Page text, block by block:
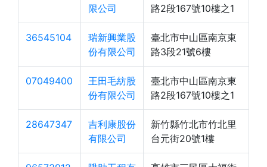
限公司
路2段167號10樓之1
36545104
瑞新興業股
份有限公司
臺北市中山區南京東
路3段21號6樓
07049400
王田毛紡股
份有限公司
臺北市中山區南京東
路2段167號10樓之1
28647347
吉利康股份
有限公司
新竹縣竹北市竹北里
台元街20號1樓